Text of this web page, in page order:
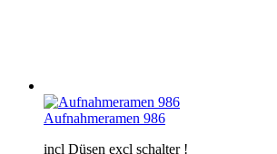
Aufnahmeramen 986
incl Düsen excl schalter !